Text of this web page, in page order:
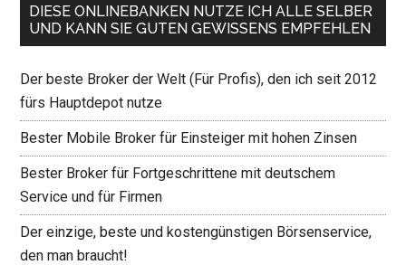
DIESE ONLINEBANKEN NUTZE ICH ALLE SELBER
UND KANN SIE GUTEN GEWISSENS EMPFEHLEN
Der beste Broker der Welt (Für Profis), den ich seit 2012
fürs Hauptdepot nutze
Bester Mobile Broker für Einsteiger mit hohen Zinsen
Bester Broker für Fortgeschrittene mit deutschem
Service und für Firmen
Der einzige, beste und kostengünstigen Börsenservice,
den man braucht!